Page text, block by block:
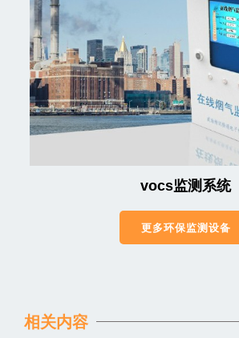
vocs监测系统
更多环保监测设备
相关内容